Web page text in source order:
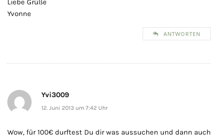
Liebe Grüße
Yvonne
ANTWORTEN
Yvi3009
12. Juni 2013 um 7:42 Uhr
Wow, für 100€ durftest Du dir was aussuchen und dann auch